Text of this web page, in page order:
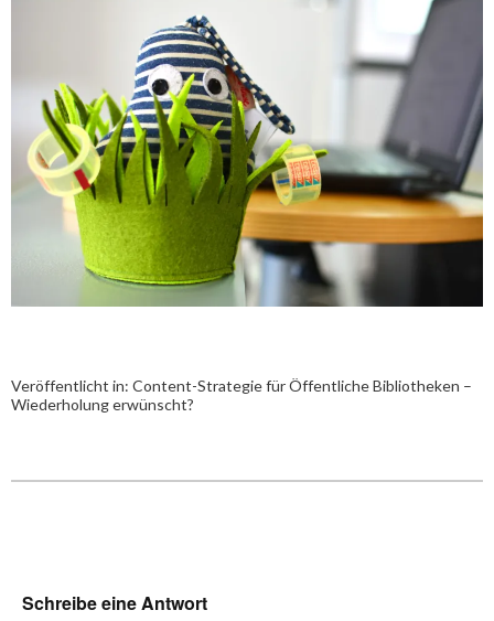
Veröffentlicht in: Content-Strategie für Öffentliche Bibliotheken –
Wiederholung erwünscht?
Schreibe eine Antwort